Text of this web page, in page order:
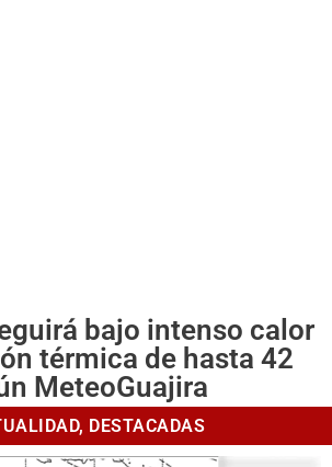
bajo intenso calor
térmica de hasta 42
MeteoGuajira
, DESTACADAS